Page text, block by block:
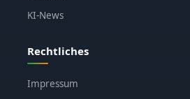
KI-News
Rechtliches
Impressum